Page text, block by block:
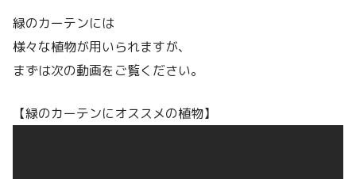
緑のカーテンには
様々な植物が用いられますが、
まずは次の動画をご覧ください。
【緑のカーテンにオススメの植物】